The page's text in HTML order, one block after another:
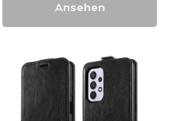
Ansehen